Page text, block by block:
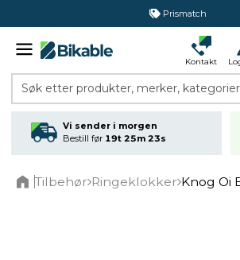
Prismatch
Kontakt
Søk etter produkter, merker, kategorier
Vi sender i morgen
Bestill før 19t 25m 23s
Tilbehør Ringeklokker Knog Oi